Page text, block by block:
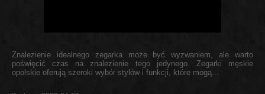
Znalezienie idealnego zegarka może być wyzwaniem, ale warto
poświęcić czas na znalezienie tego jedynego. Zegarki męskie
opolskie oferują szeroki wybór stylów i funkcji, które mogą...